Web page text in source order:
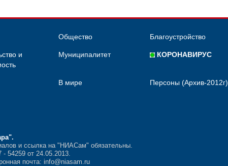
Общество Благоустройство
и
Муниципалитет КОРОНАВИРУС
В мире Персоны (Архив-2012г)
.
и ссылка на "НИАСам" обязательны.
54259 от 24.05.2013.
почта: info@niasam.ru